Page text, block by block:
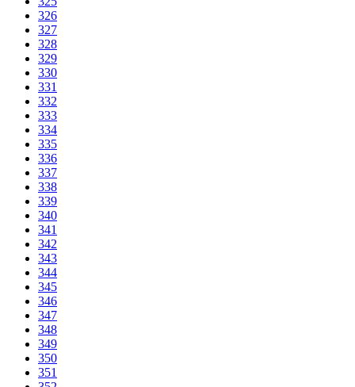
326
327
328
329
330
331
332
333
334
335
336
337
338
339
340
341
342
343
344
345
346
347
348
349
350
351